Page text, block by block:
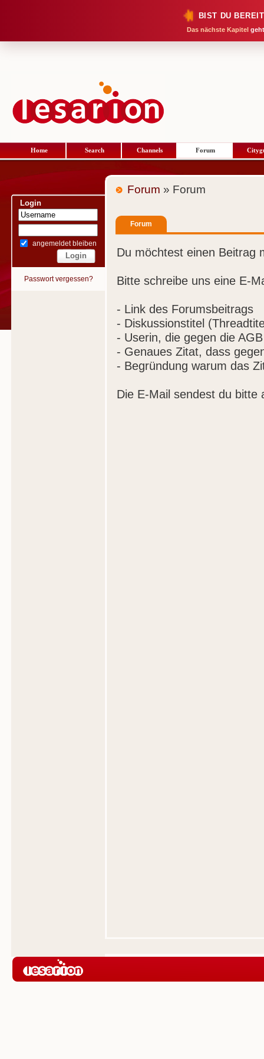
BIST DU
Das nächste Kapitel
Home Search Channels Forum
Login
angemeldet bleiben
Passwort vergessen?
Forum » Forum
Forum
Du möchtest einen Beitrag
Bitte schreibe uns eine E-
- Link des Forumsbeitrags
- Diskussionstitel
- Userin, die gegen die
- Genaues Zitat, dass
- Begründung warum das
Die E-Mail sendest du bitte